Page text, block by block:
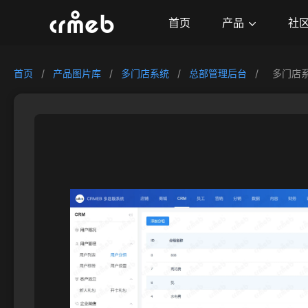
首页 产品 社
首页 / 产品图片库 / 多门店系统 / 总部管理后台 / 多门店